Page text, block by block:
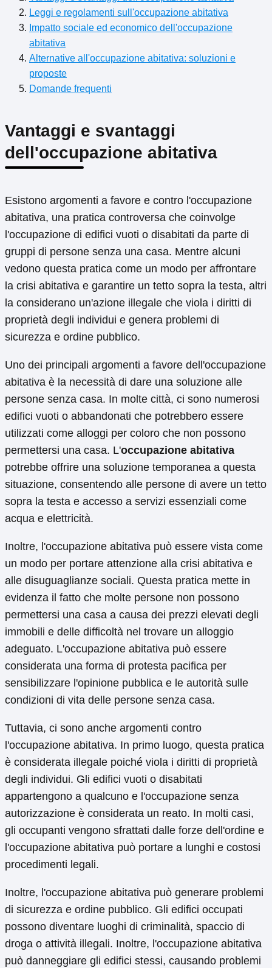
Leggi e regolamenti sull'occupazione abitativa
Impatto sociale ed economico dell'occupazione
abitativa
Alternative all'occupazione abitativa: soluzioni e
proposte
Domande frequenti
Vantaggi e svantaggi
dell'occupazione abitativa
Esistono argomenti a favore e contro l'occupazione
abitativa, una pratica controversa che coinvolge
l'occupazione di edifici vuoti o disabitati da parte di
gruppi di persone senza una casa. Mentre alcuni
vedono questa pratica come un modo per affrontare
la crisi abitativa e garantire un tetto sopra la testa, altri
la considerano un'azione illegale che viola i diritti di
proprietà degli individui e genera problemi di
sicurezza e ordine pubblico.
Uno dei principali argomenti a favore dell'occupazione
abitativa è la necessità di dare una soluzione alle
persone senza casa. In molte città, ci sono numerosi
edifici vuoti o abbandonati che potrebbero essere
utilizzati come alloggi per coloro che non possono
permettersi una casa. L'occupazione abitativa
potrebbe offrire una soluzione temporanea a questa
situazione, consentendo alle persone di avere un tetto
sopra la testa e accesso a servizi essenziali come
acqua e elettricità.
Inoltre, l'occupazione abitativa può essere vista come
un modo per portare attenzione alla crisi abitativa e
alle disuguaglianze sociali. Questa pratica mette in
evidenza il fatto che molte persone non possono
permettersi una casa a causa dei prezzi elevati degli
immobili e delle difficoltà nel trovare un alloggio
adeguato. L'occupazione abitativa può essere
considerata una forma di protesta pacifica per
sensibilizzare l'opinione pubblica e le autorità sulle
condizioni di vita delle persone senza casa.
Tuttavia, ci sono anche argomenti contro
l'occupazione abitativa. In primo luogo, questa pratica
è considerata illegale poiché viola i diritti di proprietà
degli individui. Gli edifici vuoti o disabitati
appartengono a qualcuno e l'occupazione senza
autorizzazione è considerata un reato. In molti casi,
gli occupanti vengono sfrattati dalle forze dell'ordine e
l'occupazione abitativa può portare a lunghi e costosi
procedimenti legali.
Inoltre, l'occupazione abitativa può generare problemi
di sicurezza e ordine pubblico. Gli edifici occupati
possono diventare luoghi di criminalità, spaccio di
droga o attività illegali. Inoltre, l'occupazione abitativa
può danneggiare gli edifici stessi, causando problemi